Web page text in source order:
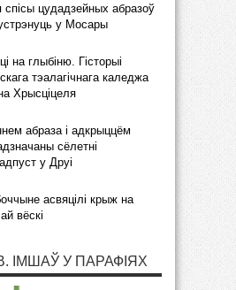
спісы цудадзейных абразоў
у Мосары
на глыбіню. Гісторыі
тэалагічнага каледжа
Хрысціцеля
абраза і адкрыццём
сёлетні
у Друі
асвяцілі крыж на
вёскі
ІМШАЎ У ПАРАФІЯХ